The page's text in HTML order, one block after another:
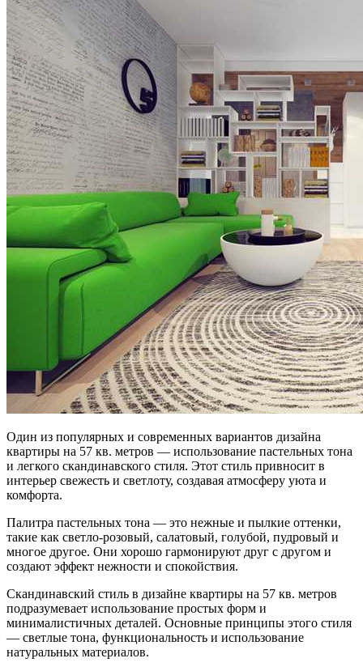
Один из популярных и современных вариантов дизайна
квартиры на 57 кв. метров — использование пастельных тона
и легкого скандинавского стиля. Этот стиль привносит в
интерьер свежесть и светлоту, создавая атмосферу уюта и
комфорта.
Палитра пастельных тона — это нежные и пылкие оттенки,
такие как светло-розовый, салатовый, голубой, пудровый и
многое другое. Они хорошо гармонируют друг с другом и
создают эффект нежности и спокойствия.
Скандинавский стиль в дизайне квартиры на 57 кв. метров
подразумевает использование простых форм и
минималистичных деталей. Основные принципы этого стиля
— светлые тона, функциональность и использование
натуральных материалов.